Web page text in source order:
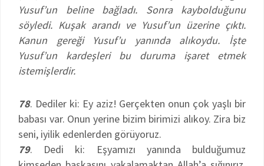
Yusuf’un beline bağladı. Sonra kaybolduğunu
söyledi. Kuşak arandı ve Yusuf’un üzerine çıktı.
Kanun gereği Yusuf’u yanında alıkoydu. İşte
Yusuf’un kardeşleri bu duruma işaret etmek
istemişlerdir.
78. Dediler ki: Ey aziz! Gerçekten onun çok yaşlı bir
babası var. Onun yerine bizim birimizi alıkoy. Zira biz
seni, iyilik edenlerden görüyoruz.
79. Dedi ki: Eşyamızı yanında bulduğumuz